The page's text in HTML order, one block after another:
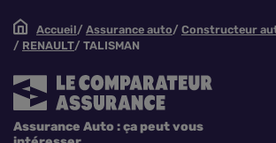
Accueil Assurance auto
Constructeur
RENAULT
TALISMAN
Assurance Auto : ça peut vous